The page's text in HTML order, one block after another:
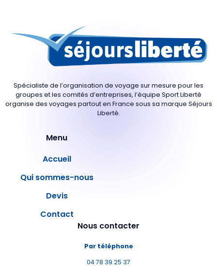
Spécialiste de l’organisation de voyage sur mesure pour les
groupes et les comités d’entreprises, l’équipe Sport Liberté
organise des voyages partout en France sous sa marque Séjours
Liberté.
Menu
Accueil
Qui sommes-nous
Devis
Contact
Nous contacter
Par téléphone
04 78 39 25 37